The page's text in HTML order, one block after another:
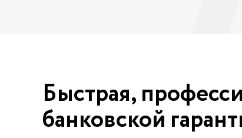
Быстрая,
банковской